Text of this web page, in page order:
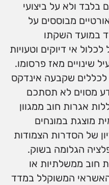
בלבד ולא על ביצועי
מבוססים על
במועד השקתו
אי דיוקים וטעויות
שינויים מאז פרסומו.
שקבעה אינדקס
מסוים לא תסתכם
אגרות חוב ממגוון
מוצגת במונחים
של הסדרות הצמודות
הגלומה בשוק.
חוב ממשלתיות או
האשראי המשוקלל במדד